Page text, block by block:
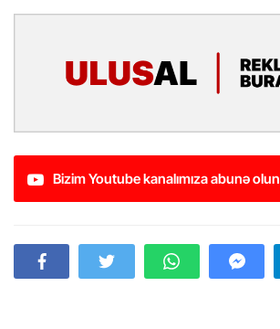
Bizim Youtube kanalımıza abunə olun